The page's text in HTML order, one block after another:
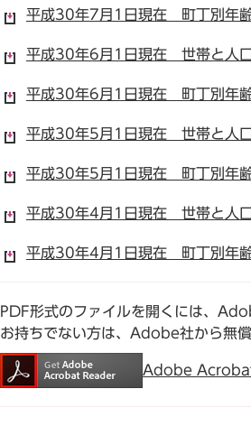
平成30年7月1日現在 町丁別年
平成30年6月1日現在 世帯と人
平成30年6月1日現在 町丁別年
平成30年5月1日現在 世帯と人
平成30年5月1日現在 町丁別年
平成30年4月1日現在 世帯と人
平成30年4月1日現在 町丁別年
PDF形式のファイルを開くには、
お持ちでない方は、Adobe社から無
Adobe